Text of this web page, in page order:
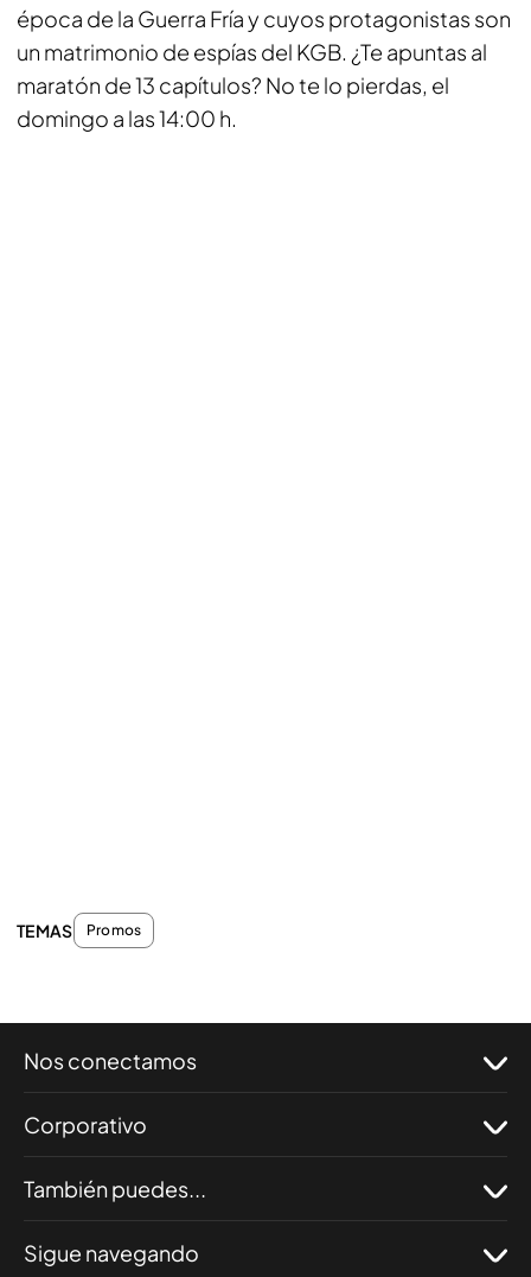
época de la Guerra Fría y cuyos protagonistas son
un matrimonio de espías del KGB. ¿Te apuntas al
maratón de 13 capítulos? No te lo pierdas, el
domingo a las 14:00 h.
TEMAS Promos
Nos conectamos
Corporativo
También puedes...
Sigue navegando